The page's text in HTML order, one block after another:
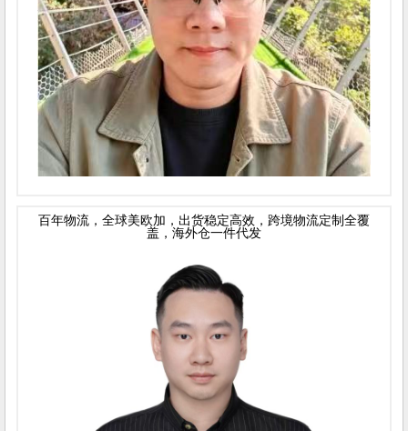
百年物流，全球美欧加，出货稳定高效，跨境物流定制全覆
盖，海外仓一件代发